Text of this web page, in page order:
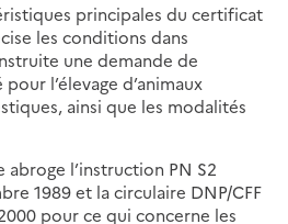
principales du certificat
les conditions dans
une demande de
l’élevage d’animaux
ainsi que les modalités
abroge l’instruction PN S2
1989 et la circulaire DNP/CFF
pour ce qui concerne les